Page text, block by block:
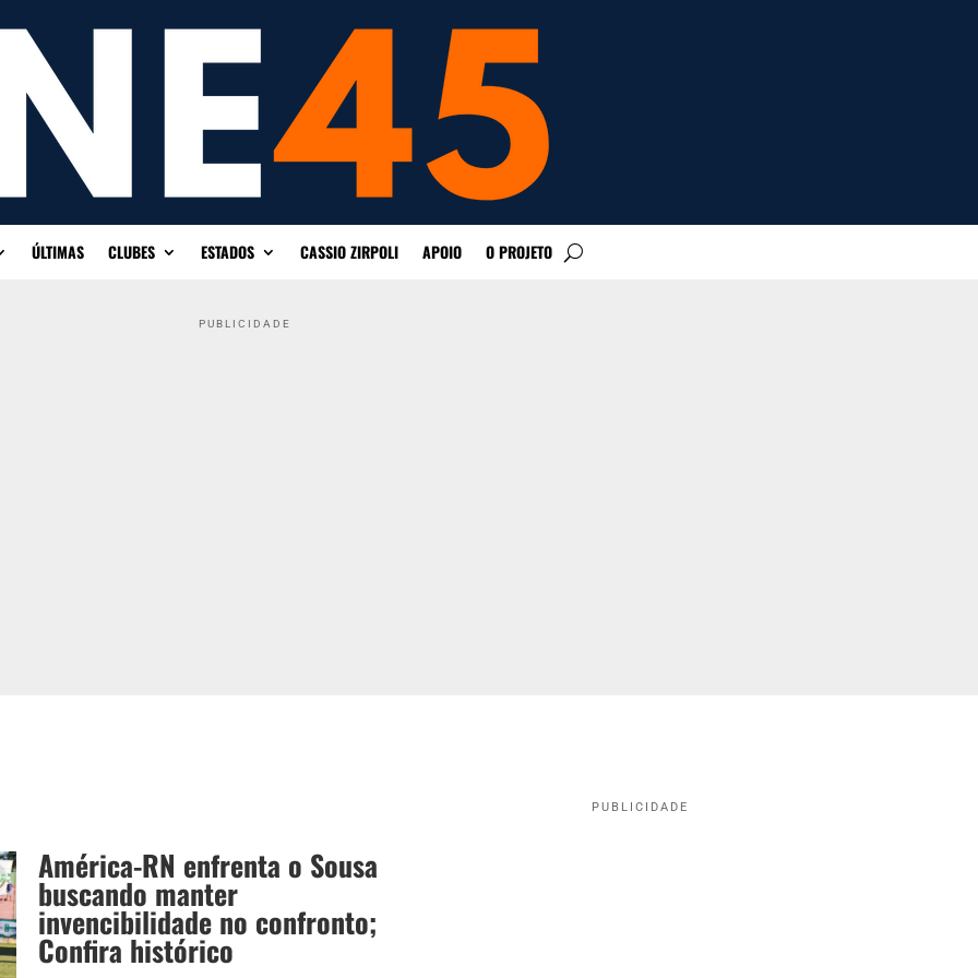
ÚLTIMAS CLUBES ESTADOS CASSIO ZIRPOLI APOIO O PROJETO
PUBLICIDADE
América-RN enfrenta o Sousa
buscando manter
invencibilidade no confronto;
Confira histórico
PUBLICIDADE